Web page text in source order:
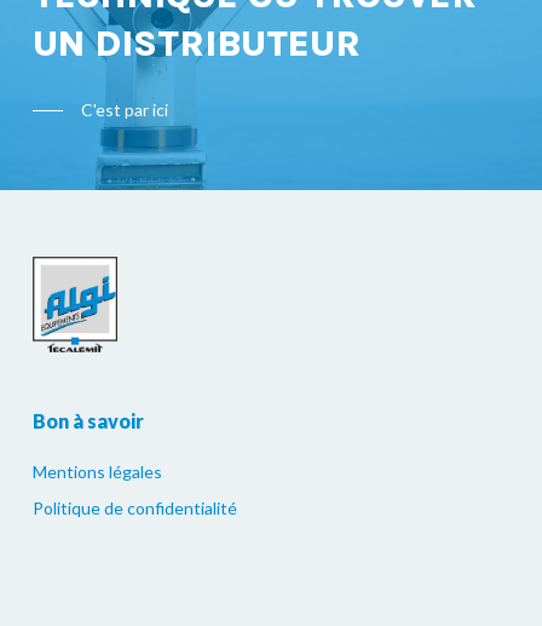
UN DISTRIBUTEUR
C'est par ici
Bon à savoir
Mentions légales
Politique de confidentialité